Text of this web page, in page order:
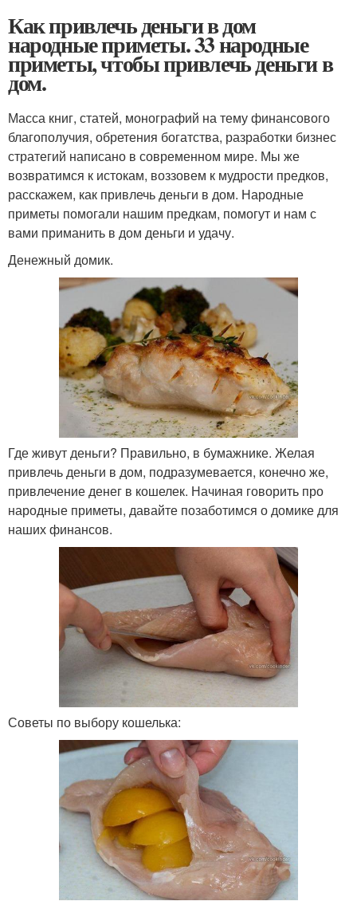
Как привлечь деньги в дом
народные приметы. 33 народные
приметы, чтобы привлечь деньги в
дом.
Масса книг, статей, монографий на тему финансового
благополучия, обретения богатства, разработки бизнес
стратегий написано в современном мире. Мы же
возвратимся к истокам, воззовем к мудрости предков,
расскажем, как привлечь деньги в дом. Народные
приметы помогали нашим предкам, помогут и нам с
вами приманить в дом деньги и удачу.
Денежный домик.
Где живут деньги? Правильно, в бумажнике. Желая
привлечь деньги в дом, подразумевается, конечно же,
привлечение денег в кошелек. Начиная говорить про
народные приметы, давайте позаботимся о домике для
наших финансов.
Советы по выбору кошелька: